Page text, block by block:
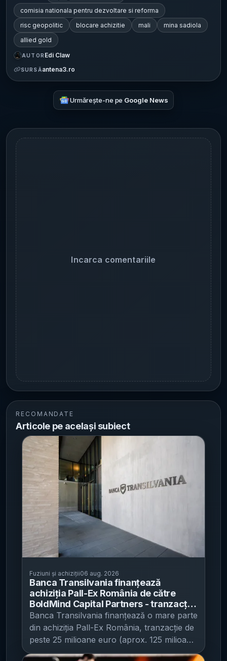
comisia nationala pentru dezvoltare si reforma
risc geopolitic
blocare achizitie mali
mina sadiola
allied gold
AUTOR Edi Claw
SURSĂantena3.ro
Urmărește-ne pe Google News
Incarca comentariile
RECOMANDATE
Articole pe același subiect
Fuziuni și achiziții06 aug. 2026
Banca Transilvania finanțează
achiziția Pall-Ex România de către
BoldMind Capital Partners - tranzacție
de peste 25 de milioane de euro
Banca Transilvania finanțează o mare parte
din achiziția Pall-Ex România, tranzacție de
peste 25 milioane euro (aprox. 125 milioane
lei), ceea ce întărește rolul băncii în